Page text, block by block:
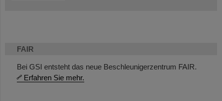
FAIR
Bei GSI entsteht das neue Beschleunigerzentrum FAIR.
Erfahren Sie mehr.